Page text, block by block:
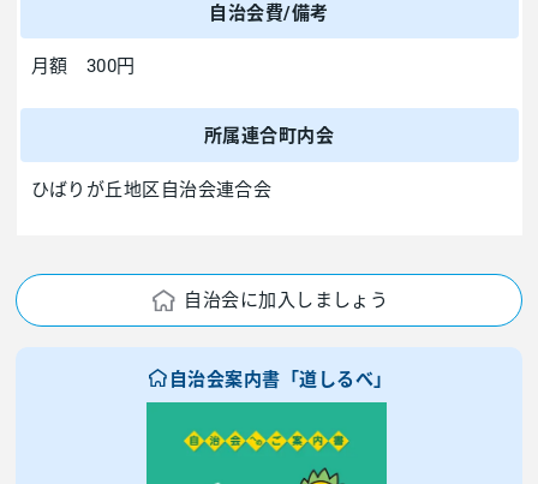
自治会費/備考
月額 300円
所属連合町内会
ひばりが丘地区自治会連合会
自治会に加入しましょう
自治会案内書「道しるべ」